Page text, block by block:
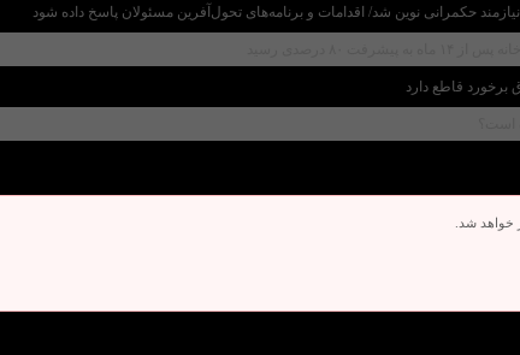
حکمرانی نوین شد/ اقدامات و برنامه‌های تحول‌آفرین مسئولان پاسخ داده شود
خواهد شد.